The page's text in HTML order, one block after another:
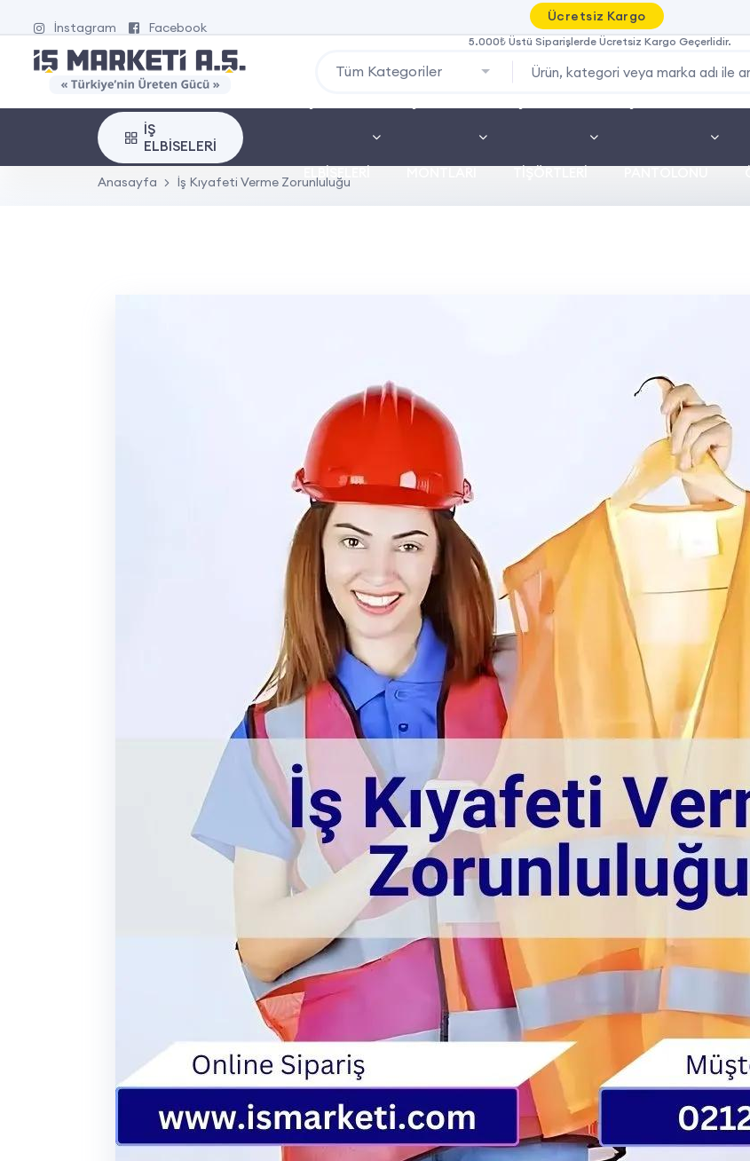
İnstagram Facebook
Ücretsiz Kargo
5.000₺ Üstü Siparişlerde Ücretsiz Kargo Geçerlidir.
Tüm Kategoriler
İŞ
ELBISELERI
Anasayfa İş Kıyafeti Verme Zorunluluğu